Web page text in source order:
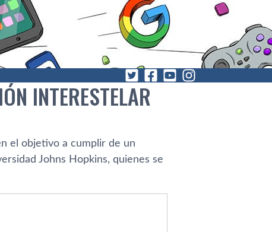
INTERESTELAR
el objetivo a cumplir de un
Johns Hopkins, quienes se